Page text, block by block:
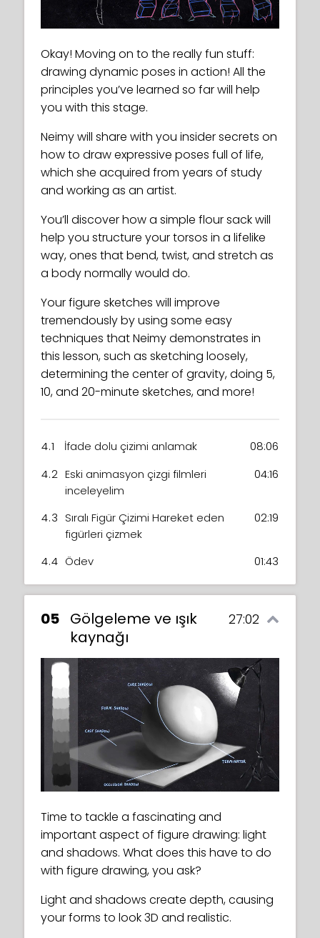
Okay! Moving on to the really fun stuff:
drawing dynamic poses in action! All the
principles you’ve learned so far will help
you with this stage.
Neimy will share with you insider secrets on
how to draw expressive poses full of life,
which she acquired from years of study
and working as an artist.
You’ll discover how a simple flour sack will
help you structure your torsos in a lifelike
way, ones that bend, twist, and stretch as
a body normally would do.
Your figure sketches will improve
tremendously by using some easy
techniques that Neimy demonstrates in
this lesson, such as sketching loosely,
determining the center of gravity, doing 5,
10, and 20-minute sketches, and more!
4.1 İfade dolu çizimi anlamak
08:06
4.2 Eski animasyon çizgi filmleri
inceleyelim
04:16
4.3 Sıralı Figür Çizimi Hareket eden
figürleri çizmek
02:19
4.4 Ödev 01:43
05 Gölgeleme ve ışık
kaynağı
27:02
Time to tackle a fascinating and
important aspect of figure drawing: light
and shadows. What does this have to do
with figure drawing, you ask?
Light and shadows create depth, causing
your forms to look 3D and realistic.